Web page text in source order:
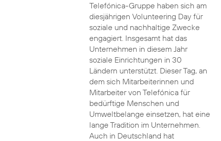
Telefónica-Gruppe haben sich am
diesjährigen Volunteering Day für
soziale und nachhaltige Zwecke
engagiert. Insgesamt hat das
Unternehmen in diesem Jahr
soziale Einrichtungen in 30
Ländern unterstützt. Dieser Tag, an
dem sich Mitarbeiterinnen und
Mitarbeiter von Telefónica für
bedürftige Menschen und
Umweltbelange einsetzen, hat eine
lange Tradition im Unternehmen.
Auch in Deutschland hat